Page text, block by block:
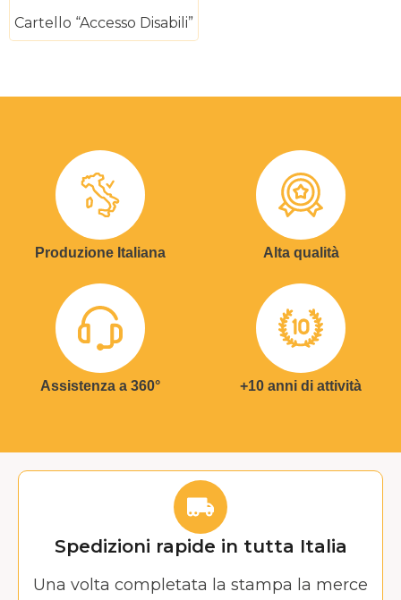
Cartello “Accesso Disabili”
Produzione Italiana Alta qualità
Assistenza a 360° +10 anni di attività
Spedizioni rapide in tutta Italia
Una volta completata la stampa la merce